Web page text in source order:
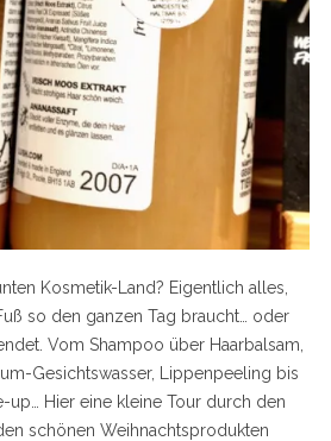
Kosmetik-Land? Eigentlich alles,
so den ganzen Tag braucht… oder
Vom Shampoo über Haarbalsam,
Gesichtswasser, Lippenpeeling bis
up… Hier eine kleine Tour durch den
schönen Weihnachtsprodukten